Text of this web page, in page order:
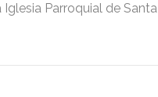
Parroquial de Santa